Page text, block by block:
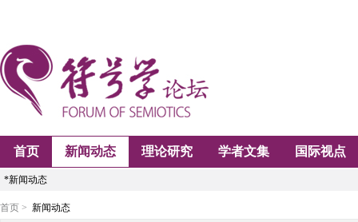
首页 新闻动态 理论研究 学者文集 国际视点
*新闻动态
首页 > 新闻动态